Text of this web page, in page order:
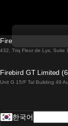
Firebird GT Limited
432, Triq Fleur de Lys, Suite
Firebird GT Limited
Unit G 15/F Tal Building 49
한국어